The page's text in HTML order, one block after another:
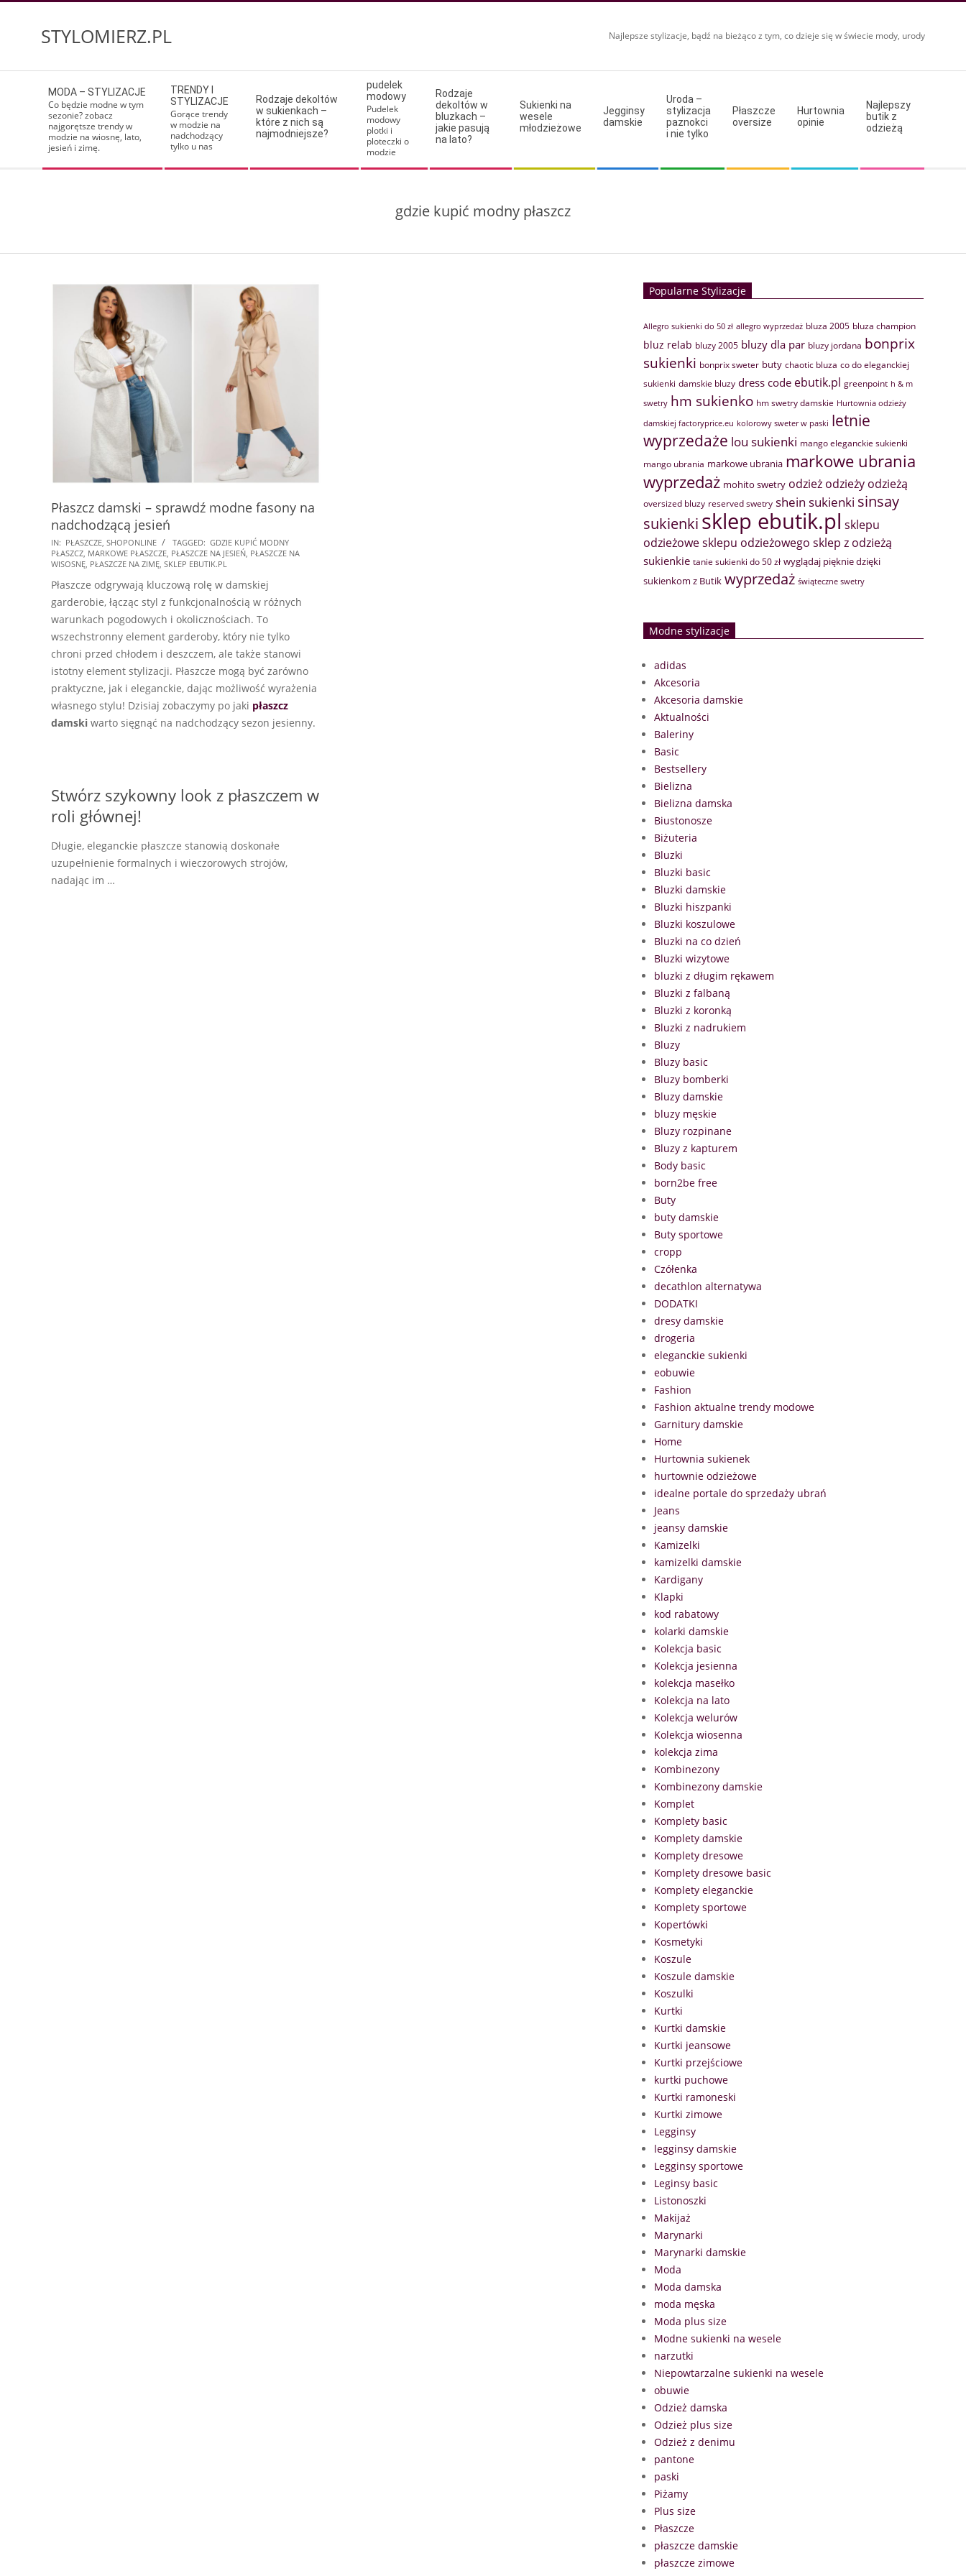
STYLOMIERZ.PL Najlepsze stylizacje, bądź na bieżąco z tym, co dzieje się w świecie mody, urody
Navigation
Menu
MODA – STYLIZACJE
Co będzie modne w tym
sezonie? zobacz
najgorętsze trendy w
modzie na wiosnę, lato,
jesień i zimę.
TRENDY I
STYLIZACJE
Gorące trendy
w modzie na
nadchodzący
tylko u nas
Rodzaje dekoltów
w sukienkach –
które z nich są
najmodniejsze?
pudelek
modowy
Pudelek
modowy
plotki i
ploteczki o
modzie
Rodzaje
dekoltów w
bluzkach –
jakie pasują
na lato?
Sukienki na
wesele
młodzieżowe
Jegginsy
damskie
Uroda –
stylizacja
paznokci
i nie tylko
Płaszcze
oversize
Hurtownia
opinie
Najlepszy
butik z
odzieżą
gdzie kupić modny płaszcz
Płaszcz damski – sprawdź modne fasony na
nadchodzącą jesień
2026-
02-
IN: PŁASZCZE, SHOPONLINE TAGGED: GDZIE KUPIĆ MODNY
PŁASZCZ, MARKOWE PŁASZCZE, PŁASZCZE NA JESIEŃ, PŁASZCZE NA
WISOSNĘ, PŁASZCZE NA ZIMĘ, SKLEP EBUTIK.PL
Płaszcze odgrywają kluczową rolę w damskiej
garderobie, łącząc styl z funkcjonalnością w różnych
warunkach pogodowych i okolicznościach. To
wszechstronny element garderoby, który nie tylko
chroni przed chłodem i deszczem, ale także stanowi
istotny element stylizacji. Płaszcze mogą być zarówno
praktyczne, jak i eleganckie, dając możliwość wyrażenia
własnego stylu! Dzisiaj zobaczymy po jaki płaszcz
damski warto sięgnąć na nadchodzący sezon jesienny.
Stwórz szykowny look z płaszczem w
roli głównej!
Długie, eleganckie płaszcze stanowią doskonałe
uzupełnienie formalnych i wieczorowych strojów,
nadając im …
Popularne Stylizacje
Allegro sukienki do 50 zł allegro wyprzedaż bluza 2005 bluza champion
bluz relab bluzy 2005 bluzy dla par bluzy jordana bonprix
sukienki bonprix sweter buty chaotic bluza co do eleganckiej
sukienki damskie bluzy dress code ebutik.pl greenpoint h & m
swetry hm sukienko hm swetry damskie Hurtownia odzieży
damskiej factoryprice.eu kolorowy sweter w paski letnie
wyprzedaże lou sukienki mango eleganckie sukienki
mango ubrania markowe ubrania markowe ubrania
wyprzedaż mohito swetry odzież odzieży odzieżą
oversized bluzy reserved swetry shein sukienki sinsay
sukienki sklep ebutik.pl sklepu
odzieżowesklepu odzieżowego sklep z odzieżą
sukienkie tanie sukienki do 50 zł wyglądaj pięknie dzięki
sukienkom z Butik wyprzedaż świąteczne swetry
Modne stylizacje
adidas
Akcesoria
Akcesoria damskie
Aktualności
Baleriny
Basic
Bestsellery
Bielizna
Bielizna damska
Biustonosze
Biżuteria
Bluzki
Bluzki basic
Bluzki damskie
Bluzki hiszpanki
Bluzki koszulowe
Bluzki na co dzień
Bluzki wizytowe
bluzki z długim rękawem
Bluzki z falbaną
Bluzki z koronką
Bluzki z nadrukiem
Bluzy
Bluzy basic
Bluzy bomberki
Bluzy damskie
bluzy męskie
Bluzy rozpinane
Bluzy z kapturem
Body basic
born2be free
Buty
buty damskie
Buty sportowe
cropp
Czółenka
decathlon alternatywa
DODATKI
dresy damskie
drogeria
eleganckie sukienki
eobuwie
Fashion
Fashion aktualne trendy modowe
Garnitury damskie
Home
Hurtownia sukienek
hurtownie odzieżowe
idealne portale do sprzedaży ubrań
Jeans
jeansy damskie
Kamizelki
kamizelki damskie
Kardigany
Klapki
kod rabatowy
kolarki damskie
Kolekcja basic
Kolekcja jesienna
kolekcja masełko
Kolekcja na lato
Kolekcja welurów
Kolekcja wiosenna
kolekcja zima
Kombinezony
Kombinezony damskie
Komplet
Komplety basic
Komplety damskie
Komplety dresowe
Komplety dresowe basic
Komplety eleganckie
Komplety sportowe
Kopertówki
Kosmetyki
Koszule
Koszule damskie
Koszulki
Kurtki
Kurtki damskie
Kurtki jeansowe
Kurtki przejściowe
kurtki puchowe
Kurtki ramoneski
Kurtki zimowe
Legginsy
legginsy damskie
Legginsy sportowe
Leginsy basic
Listonoszki
Makijaż
Marynarki
Marynarki damskie
Moda
Moda damska
moda męska
Moda plus size
Modne sukienki na wesele
narzutki
Niepowtarzalne sukienki na wesele
obuwie
Odzież damska
Odzież plus size
Odzież z denimu
pantone
paski
Piżamy
Plus size
Płaszcze
płaszcze damskie
płaszcze zimowe